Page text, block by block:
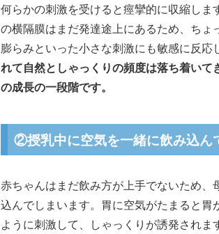
何らかの刺激を受けると痙攣的に収縮し
の横隔膜はまだ発達途上にあるため、ち
膨らみといった小さな刺激にも敏感に反応
れて自然としゃっくりの頻度は落ち着い
の成長の一段階です。
②授乳中に空気を一緒に飲み込ん
赤ちゃんはまだ飲み方が上手でないため
込んでしまいます。胃に空気がたまると
ように刺激して、しゃっくりが誘発され